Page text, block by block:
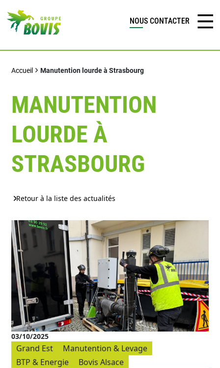
NOUS CONTACTER
Accueil Manutention lourde à Strasbourg
MANUTENTION
LOURDE À
STRASBOURG
Retour à la liste des actualités
03/10/2025
Grand Est
Manutention & Levage
BTP & Energie
Bovis Alsace